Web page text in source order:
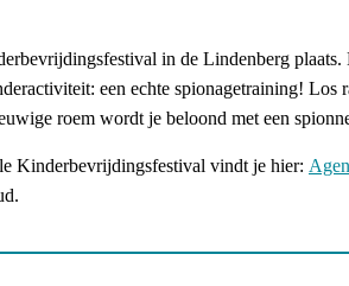
in de Lindenberg
een echte spionagetraining! Los
roem wordt je beloond met een
Kinderbevrijdingsfestival vindt je hier: